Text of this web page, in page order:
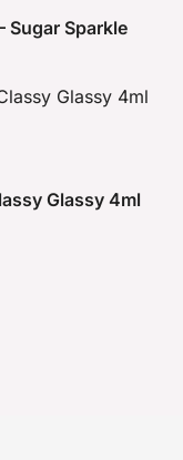
Sugar Sparkle
Glassy 4ml